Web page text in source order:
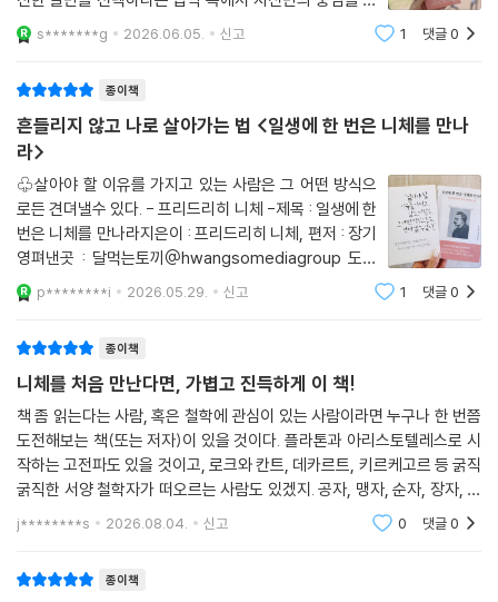
우는 일은 점점 어려워지고 있다. 『일생에 한 번은 니체를
만나라』는 바로 이 지점에서 질문을 던진다. 정말 당신은
s*******g 2026.06.05. 신고 1 댓글0
종이책
흔들리지 않고 나로 살아가는 법 <일생에 한 번은 니체를 만나
라>
♧살아야 할 이유를 가지고 있는 사람은 그 어떤 방식으
로든 견뎌낼수 있다. - 프리드리히 니체 -제목 : 일생에 한
번은 니체를 만나라지은이 : 프리드리히 니체, 편저 : 장기
영펴낸곳 : 달먹는토끼@hwangsomediagroup 도서
제공받아 서평남깁니다.♧니체는 위로하지 않는다. 대신
우리를 깨어 있게 만든다. 지금의 삶이 과연 내가 선택한
p********i 2026.05.29. 신고 1 댓글0
종이책
니체를 처음 만난다면, 가볍고 진득하게 이 책!
책 좀 읽는다는 사람, 혹은 철학에 관심이 있는 사람이라면 누구나 한 번쯤
도전해보는 책(또는 저자)이 있을 것이다. 플라톤과 아리스토텔레스로 시
작하는 고전파도 있을 것이고, 로크와 칸트, 데카르트, 키르케고르 등 굵직
굵직한 서양 철학자가 떠오르는 사람도 있겠지. 공자, 맹자, 순자, 장자, 노
자가 스치는 사람들도 많을 테고. 나에게도 '언젠가 도전할 산'들이 무수히
많다. 때
j********s 2026.08.04. 신고 0 댓글0
종이책